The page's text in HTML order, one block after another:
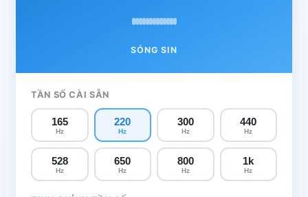
SÓNG SIN
TẦN SỐ CÀI SẴN
165
Hz
220
Hz
300
Hz
440
Hz
528
Hz
650
Hz
800
Hz
1k
Hz